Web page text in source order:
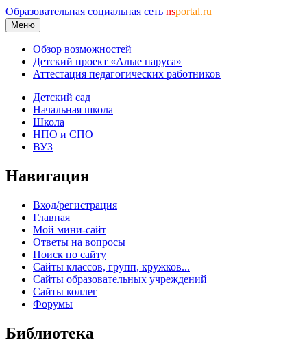
Образовательная социальная сеть nsportal.ru
Меню
Обзор возможностей
Детский проект «Алые паруса»
Аттестация педагогических работников
Детский сад
Начальная школа
Школа
НПО и СПО
ВУЗ
Навигация
Вход/регистрация
Главная
Мой мини-сайт
Ответы на вопросы
Поиск по сайту
Сайты классов, групп, кружков...
Сайты образовательных учреждений
Сайты коллег
Форумы
Библиотека